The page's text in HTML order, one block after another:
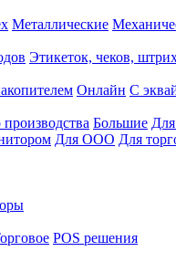
Металлические
Этикеток, чеков,
Онлайн С
Большие
Для ООО Для
POS решения